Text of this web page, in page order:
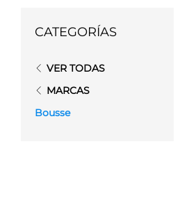
CATEGORÍAS
VER TODAS
MARCAS
Bousse